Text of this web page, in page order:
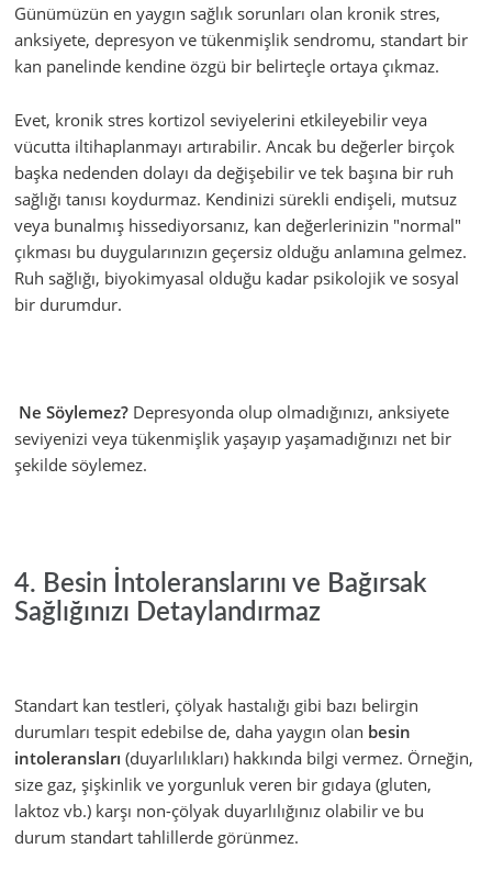
Günümüzün en yaygın sağlık sorunları olan kronik stres,
anksiyete, depresyon ve tükenmişlik sendromu, standart bir
kan panelinde kendine özgü bir belirteçle ortaya çıkmaz.
Evet, kronik stres kortizol seviyelerini etkileyebilir veya
vücutta iltihaplanmayı artırabilir. Ancak bu değerler birçok
başka nedenden dolayı da değişebilir ve tek başına bir ruh
sağlığı tanısı koydurmaz. Kendinizi sürekli endişeli, mutsuz
veya bunalmış hissediyorsanız, kan değerlerinizin "normal"
çıkması bu duygularınızın geçersiz olduğu anlamına gelmez.
Ruh sağlığı, biyokimyasal olduğu kadar psikolojik ve sosyal
bir durumdur.
Ne Söylemez? Depresyonda olup olmadığınızı, anksiyete
seviyenizi veya tükenmişlik yaşayıp yaşamadığınızı net bir
şekilde söylemez.
4. Besin İntoleranslarını ve Bağırsak
Sağlığınızı Detaylandırmaz
Standart kan testleri, çölyak hastalığı gibi bazı belirgin
durumları tespit edebilse de, daha yaygın olan besin
intoleransları (duyarlılıkları) hakkında bilgi vermez. Örneğin,
size gaz, şişkinlik ve yorgunluk veren bir gıdaya (gluten,
laktoz vb.) karşı non-çölyak duyarlılığınız olabilir ve bu
durum standart tahlillerde görünmez.